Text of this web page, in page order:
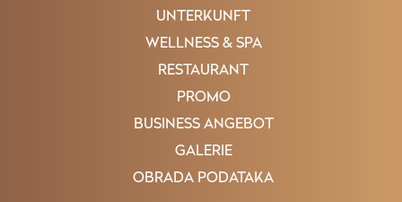
UNTERKUNFT
WELLNESS & SPA
RESTAURANT
PROMO
BUSINESS ANGEBOT
GALERIE
OBRADA PODATAKA